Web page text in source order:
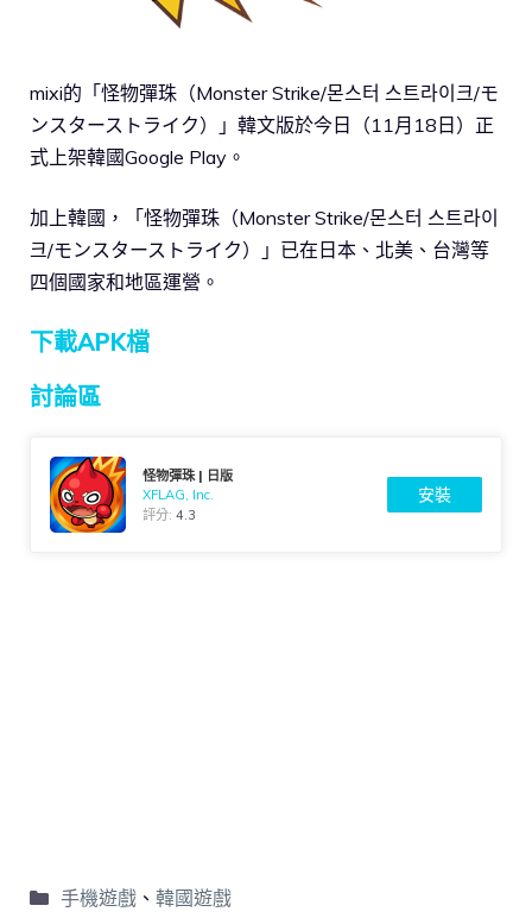
mixi的「怪物彈珠（Monster Strike/몬스터 스트라이크/モ
ンスターストライク）」韓文版於今日（11月18日）正
式上架韓國Google Play。
加上韓國，「怪物彈珠（Monster Strike/몬스터 스트라이
크/モンスターストライク）」已在日本、北美、台灣等
四個國家和地區運營。
下載APK檔
討論區
怪物彈珠 | 日版
XFLAG, Inc.
評分:4.3
安裝
手機遊戲、 韓國遊戲